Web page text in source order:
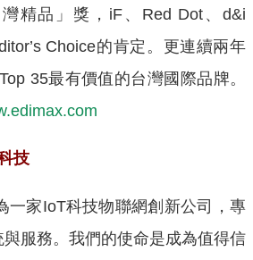
精品」獎， iF 、 Red Dot 、d&i
’s Choice的肯定。更連續兩年
Top 35最有價值的台灣國際品牌。
技
一家IoT科技物聯網創新公司，專
服務。我們的使命是成為值得信